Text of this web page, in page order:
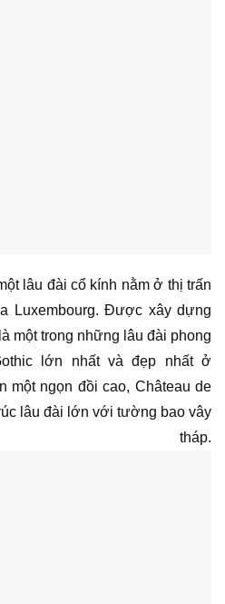
lâu đài cổ kính nằm ở thị trấn
Luxembourg. Được xây dựng
một trong những lâu đài phong
lớn nhất và đẹp nhất ở
một ngọn đồi cao, Château de
lâu đài lớn với tường bao vây